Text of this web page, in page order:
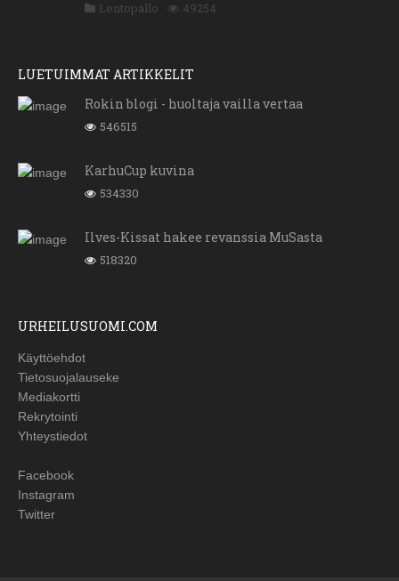
Lentopallo 49254
LUETUIMMAT ARTIKKELIT
Rokin blogi - huoltaja vailla vertaa
546515
KarhuCup kuvina
534330
Ilves-Kissat hakee revanssia MuSasta
518320
URHEILUSUOMI.COM
Käyttöehdot
Tietosuojalauseke
Mediakortti
Rekrytointi
Yhteystiedot
Facebook
Instagram
Twitter